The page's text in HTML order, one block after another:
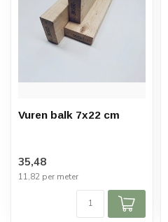
Vuren balk 7x22 cm
35,48
11,82 per meter